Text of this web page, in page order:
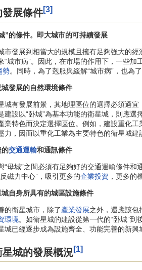
展條件[3]
”的條件。即大城市的可持續發展
發展到相當大的規模且擁有足夠強大的經
“城市病”。因此，在市場的作用下，一些
勢。同時，為了剋服與緩解“城市病”，也為
發展的自然環境條件
發展前景，其地理區位的選擇必須適宜
建設以“卧城”為基本功能的衛星城，則應
業特色而決定選擇區位。例如，建設重化
力，因而以重化工業為主要特色的衛星城
的交通運輸和通訊條件
城”之間必須有足夠好的交通運輸條件和
磁力中心”，吸引更多的企業投資 ，更多的
自身所具有的城區設施條件
衛星城市，除了產業發展之外，還應該包
環境。如衛星城的建設從第一代的“卧城”
城已經逐步成為設施齊全、功能完善的新興
星城的發展概況[1]